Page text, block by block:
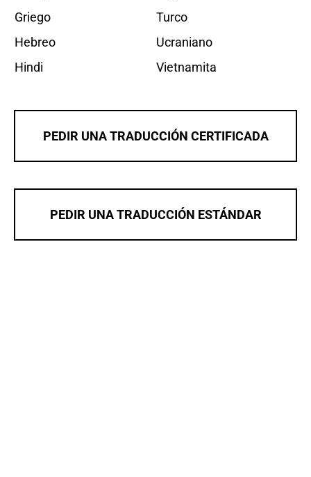
Griego
Hebreo
Hindi
Turco
Ucraniano
Vietnamita
PEDIR UNA TRADUCCIÓN CERTIFICADA
PEDIR UNA TRADUCCIÓN ESTÁNDAR